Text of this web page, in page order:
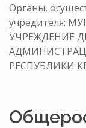
Органы,
учредителя:
УЧРЕЖДЕНИЕ
РЕСПУБЛИКИ